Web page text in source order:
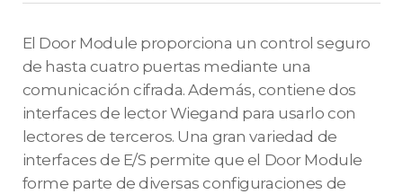
El Door Module proporciona un control seguro
de hasta cuatro puertas mediante una
comunicación cifrada. Además, contiene dos
interfaces de lector Wiegand para usarlo con
lectores de terceros. Una gran variedad de
interfaces de E/S permite que el Door Module
forme parte de diversas configuraciones de